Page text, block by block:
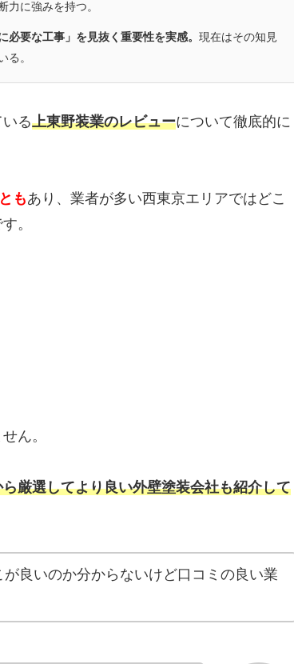
に強みを持つ。
要な工事」を見抜く重要性を実感。 現在はその知見
る。
る上東野装業のレビューについて徹底的に
もあり、業者が多い西東京エリアではどこ
。
ん。
厳選してより良い外壁塗装会社も紹介して
良いのか分からないけど口コミの良い業